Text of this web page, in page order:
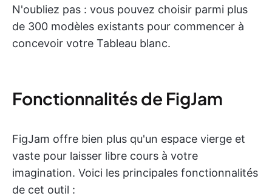
N'oubliez pas : vous pouvez choisir parmi plus
de 300 modèles existants pour commencer à
concevoir votre Tableau blanc.
Fonctionnalités de FigJam
FigJam offre bien plus qu'un espace vierge et
vaste pour laisser libre cours à votre
imagination. Voici les principales fonctionnalités
de cet outil :